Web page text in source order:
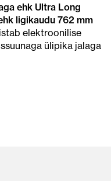
ehk Ultra Long
ligikaudu 762 mm
elektroonilise
ülipika jalaga